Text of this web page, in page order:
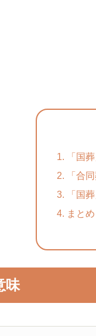
「国
「合
「国
まとめ
味